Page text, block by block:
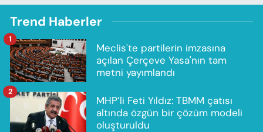
Trend Haberler
Meclis'te partilerin imzasına
açılan Çerçeve Yasa'nın tam
metni yayımlandı
1
MHP’li Feti Yıldız: TBMM çatısı
altında özgün bir çözüm modeli
oluşturuldu
2